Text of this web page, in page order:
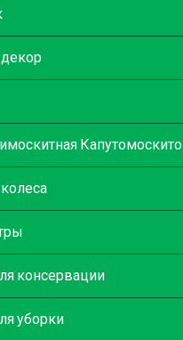
Капутомоскито
консервации
уборки